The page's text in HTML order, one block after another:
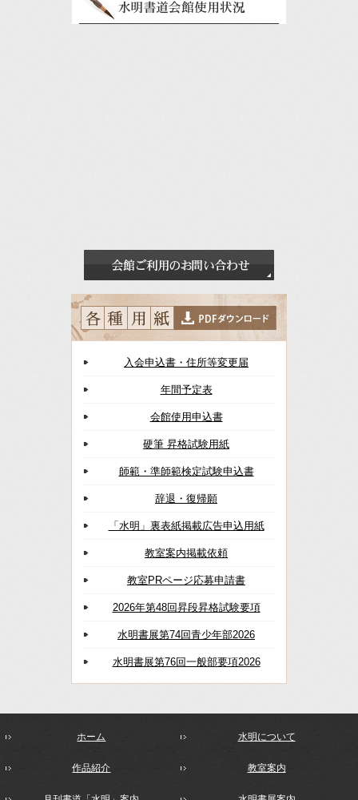
入会申込書・住所等変更届
年間予定表
会館使用申込書
硬筆 昇格試験用紙
師範・準師範検定試験申込書
辞退・復帰願
「水明」裏表紙掲載広告申込用紙
教室案内掲載依頼
教室PRページ応募申請書
2026年第48回昇段昇格試験要項
水明書展第74回青少年部2026
水明書展第76回一般部要項2026
ホーム 水明について
作品紹介 教室案内